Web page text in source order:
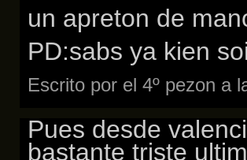
un apreton de
PD:sabs ya kien
Escrito por el 4º pezon a
Pues desde
bastante triste